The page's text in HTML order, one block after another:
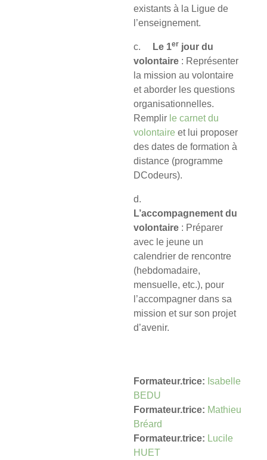
existants à la Ligue de
l’enseignement.
c. Le 1er jour du
volontaire : Représenter
la mission au volontaire
et aborder les questions
organisationnelles.
Remplir le carnet du
volontaire et lui proposer
des dates de formation à
distance (programme
DCodeurs).
d.
L’accompagnement du
volontaire : Préparer
avec le jeune un
calendrier de rencontre
(hebdomadaire,
mensuelle, etc.), pour
l’accompagner dans sa
mission et sur son projet
d’avenir.
Formateur.trice: Isabelle
BEDU
Formateur.trice: Mathieu
Bréard
Formateur.trice: Lucile
HUET